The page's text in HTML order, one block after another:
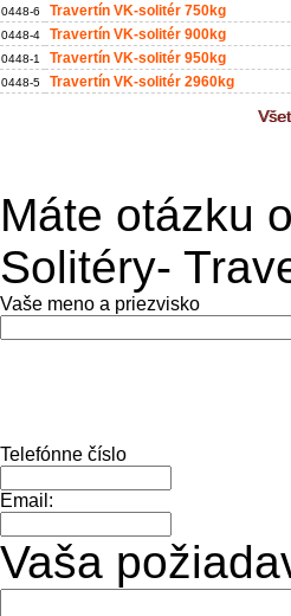
0448-6 Travertín VK-solitér 750kg
0448-4 Travertín VK-solitér 900kg
0448-1 Travertín VK-solitér 950kg
0448-5 Travertín VK-solitér 2960kg
Máte otázku
Solitéry-
Vaše meno a priezvisko
Telefónne číslo
Email:
Vaša